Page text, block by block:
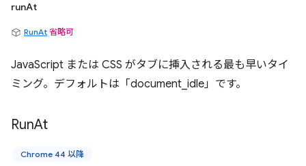
runAt
RunAt 省略可
JavaScript または CSS がタブに挿入される最も早いタイ
ミング。デフォルトは「document_idle」です。
RunAt
Chrome 44 以降